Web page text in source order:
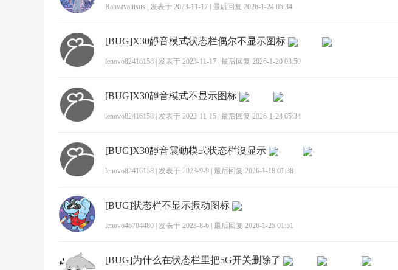
Rahvavalitsus 发表于 2023-11-17 最后回复 2026-1-24 05:34
[BUG]X30靜音模式状态栏偶尔不显示图标
lenovo82416158 发表于 2023-11-17 最后回复 2026-1-20 03:50
[BUG]X30靜音模式不显示图标
lenovo82416158 发表于 2023-11-15 最后回复 2026-1-24 05:34
[BUG]X30靜音震動模式状态栏沒显示
lenovo82416158 发表于 2023-9-9 最后回复 2026-1-18 01:38
[BUG]状态栏不显示振动图标
lenovo46704480 发表于 2023-8-6 最后回复 2026-1-25 01:51
[BUG]为什么在状态栏里把5G开关删除了